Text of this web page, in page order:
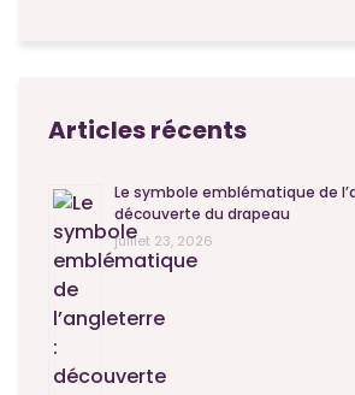
Articles récents
Le symbole emblématique de
découverte du drapeau
juillet 23, 2026